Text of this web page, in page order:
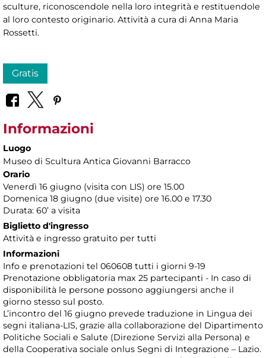
sculture, riconoscendole nella loro integrità e restituendole
al loro contesto originario. Attività a cura di Anna Maria
Rossetti.
Gratis
Informazioni
Luogo
Museo di Scultura Antica Giovanni Barracco
Orario
Venerdì 16 giugno (visita con LIS) ore 15.00
Domenica 18 giugno (due visite) ore 16.00 e 17.30
Durata: 60’ a visita
Biglietto d'ingresso
Attività e ingresso gratuito per tutti
Informazioni
Info e prenotazioni tel 060608 tutti i giorni 9-19
Prenotazione obbligatoria max 25 partecipanti - In caso di
disponibilità le persone possono aggiungersi anche il
giorno stesso sul posto.
L’incontro del 16 giugno prevede traduzione in Lingua dei
segni italiana-LIS, grazie alla collaborazione del Dipartimento
Politiche Sociali e Salute (Direzione Servizi alla Persona) e
della Cooperativa sociale onlus Segni di Integrazione – Lazio.